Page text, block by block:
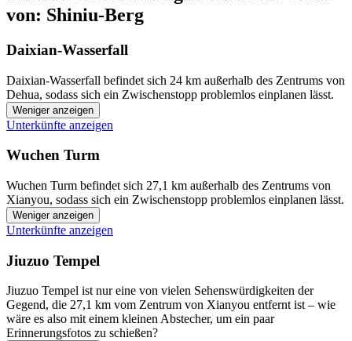
von: Shiniu-Berg
Daixian-Wasserfall
Daixian-Wasserfall befindet sich 24 km außerhalb des Zentrums von
Dehua, sodass sich ein Zwischenstopp problemlos einplanen lässt.
Weniger anzeigen
Unterkünfte anzeigen
Wuchen Turm
Wuchen Turm befindet sich 27,1 km außerhalb des Zentrums von
Xianyou, sodass sich ein Zwischenstopp problemlos einplanen lässt.
Weniger anzeigen
Unterkünfte anzeigen
Jiuzuo Tempel
Jiuzuo Tempel ist nur eine von vielen Sehenswürdigkeiten der
Gegend, die 27,1 km vom Zentrum von Xianyou entfernt ist – wie
wäre es also mit einem kleinen Abstecher, um ein paar
Erinnerungsfotos zu schießen?